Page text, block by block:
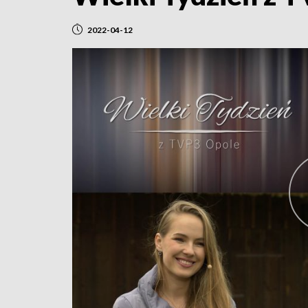
2022-04-12